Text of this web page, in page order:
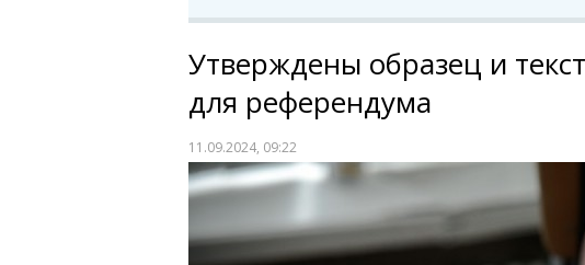
Утверждены образец и
для референдума
11.09.2024, 09:22